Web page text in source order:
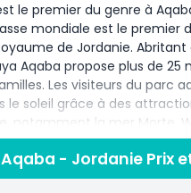
le premier du genre à
mondiale est le premier
de Jordanie.
Aqaba propose plus de
Les visiteurs du parc
le soleil grâce à des
notamment la mer Morte,
en Jordanie, cette
âges. Que vous aimiez
- Jordanie Prix